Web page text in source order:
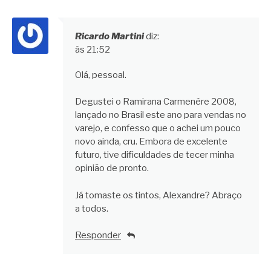
Ricardo Martinidiz:
às 21:52
Olá, pessoal.
Degustei o Ramirana Carmenére 2008,
lançado no Brasil este ano para vendas no
varejo, e confesso que o achei um pouco
novo ainda, cru. Embora de excelente
futuro, tive dificuldades de tecer minha
opinião de pronto.
Já tomaste os tintos, Alexandre? Abraço
a todos.
Responder